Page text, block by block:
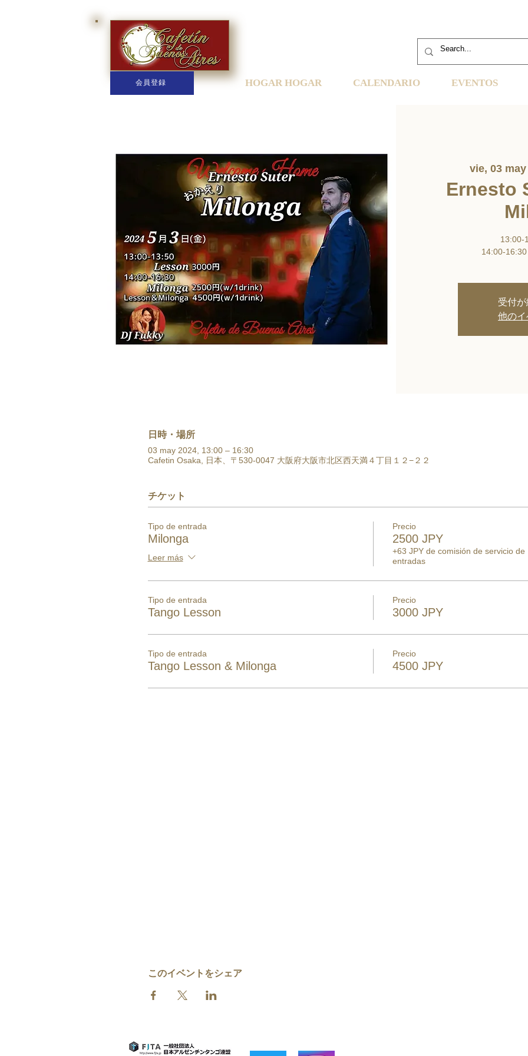
会員登録 HOGAR HOGAR CALENDARIO EVENTOS
vie, 03 may
Ernesto
13:00-
14:00-
受付
他のイ
日時・場所
03 may 2024, 13:00 – 16:30
Cafetin Osaka, 日本、〒530-0047 大阪府大阪市北区西天満４丁目１２−２２
チケット
Tipo de entrada
Milonga
Leer más
Precio
2500 JPY
+63 JPY de comisión de servicio de
entradas
Tipo de entrada
Tango Lesson
Precio
3000 JPY
Tipo de entrada
Tango Lesson & Milonga
Precio
4500 JPY
このイベントをシェア